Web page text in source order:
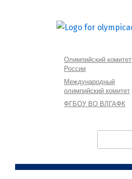
Олимпийский комитет
России
Международный
олимпийский комитет
ФГБОУ ВО ВЛГАФК